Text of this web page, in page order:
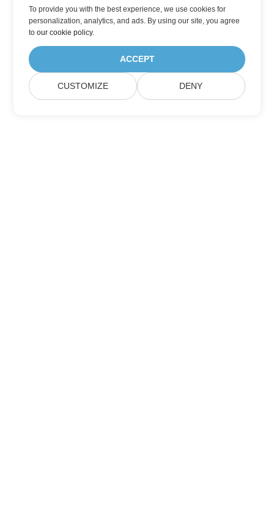
To provide you with the best experience, we use cookies for
personalization, analytics, and ads. By using our site, you agree
toour cookie policy.
ACCEPT
CUSTOMIZE DENY